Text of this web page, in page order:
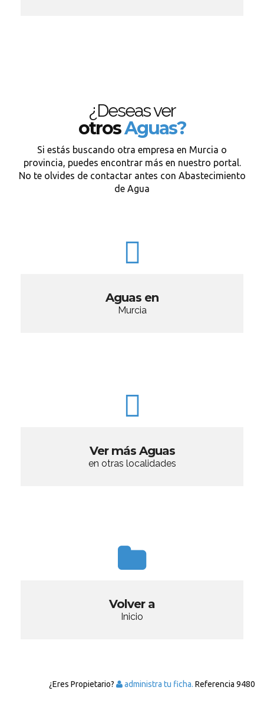
¿Deseas ver
otrosAguas?
Si estás buscando otra empresa en Murcia o
provincia, puedes encontrar más en nuestro portal.
No te olvides de contactar antes con Abastecimiento
de Agua
Aguas en
Murcia
Ver más Aguas
en otras localidades
Volver a
Inicio
¿Eres Propietario? administra tu ficha. Referencia 9480